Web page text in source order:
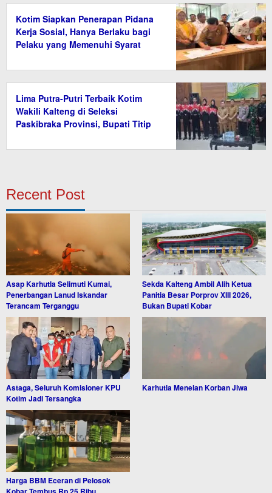
Kotim Siapkan Penerapan Pidana
Kerja Sosial, Hanya Berlaku bagi
Pelaku yang Memenuhi Syarat
Lima Putra-Putri Terbaik Kotim
Wakili Kalteng di Seleksi
Paskibraka Provinsi, Bupati Titip
Recent Post
Asap Karhutla Selimuti Kumai,
Penerbangan Lanud Iskandar
Terancam Terganggu
Sekda Kalteng Ambil Alih Ketua
Panitia Besar Porprov XIII 2026,
Bukan Bupati Kobar
Astaga, Seluruh Komisioner KPU
Kotim Jadi Tersangka
Karhutla Menelan Korban Jiwa
Harga BBM Eceran di Pelosok